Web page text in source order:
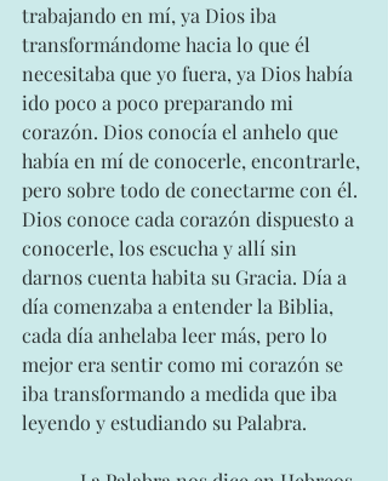
trabajando en mí, ya Dios iba
transformándome hacia lo que él
necesitaba que yo fuera, ya Dios había
ido poco a poco preparando mi
corazón. Dios conocía el anhelo que
había en mí de conocerle, encontrarle,
pero sobre todo de conectarme con él.
Dios conoce cada corazón dispuesto a
conocerle, los escucha y allí sin
darnos cuenta habita su Gracia. Día a
día comenzaba a entender la Biblia,
cada día anhelaba leer más, pero lo
mejor era sentir como mi corazón se
iba transformando a medida que iba
leyendo y estudiando su Palabra.